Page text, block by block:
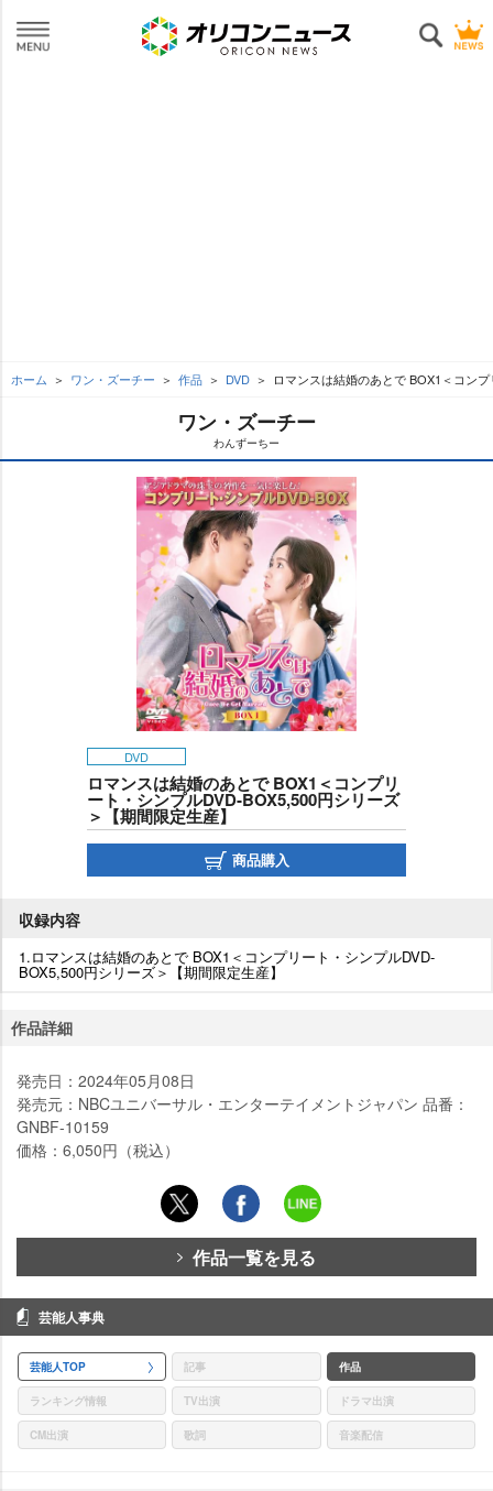
ホーム ワン・ズーチー 作品 DVD ロマンスは結婚のあとで BOX1＜コン
ワン・ズーチー
わんずーちー
DVD
ロマンスは結婚のあとで BOX1＜コンプリ
ート・シンプルDVD‐BOX5,500円シリーズ
＞【期間限定生産】
商品購入
収録内容
1.ロマンスは結婚のあとで BOX1＜コンプリート・シンプルDVD‐
BOX5,500円シリーズ＞【期間限定生産】
作品詳細
発売日：2024年05月08日
発売元：NBCユニバーサル・エンターテイメントジャパン 品番：
GNBF-10159
価格：6,050円（税込）
作品一覧を見る
芸能人事典
芸能人TOP 記事 作品
ランキング情報 TV出演 ドラマ出演
CM出演 歌詞 音楽配信